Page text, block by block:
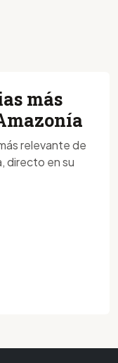
más
relevante de
directo en su